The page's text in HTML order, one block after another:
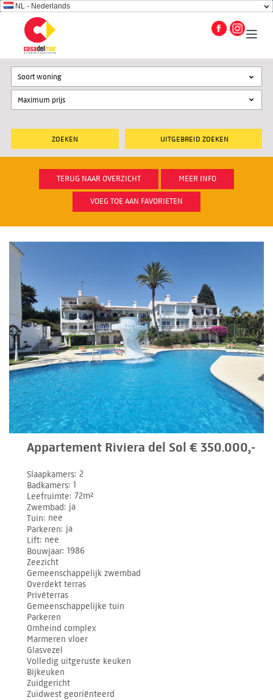
NL - Nederlands
UITGEBREID ZOEKEN
Soort woning
TERUG NAAR OVERZICHT MEER INFO
VOEG TOE AAN FAVORIETEN
Appartement Riviera del Sol € 350.000,-
Slaapkamers 2
Badkamers 1
Leefruimte 72m²
Zwembad ja
Tuin nee
Parkeren ja
Lift nee
Bouwjaar 1986
Zeezicht
Gemeenschappelijk zwembad
Overdekt terras
Privéterras
Gemeenschappelijke tuin
Parkeren
Omheind complex
Marmeren vloer
Glasvezel
Volledig uitgeruste keuken
Bijkeuken
Zuidgericht
Zuidwest georiënteerd